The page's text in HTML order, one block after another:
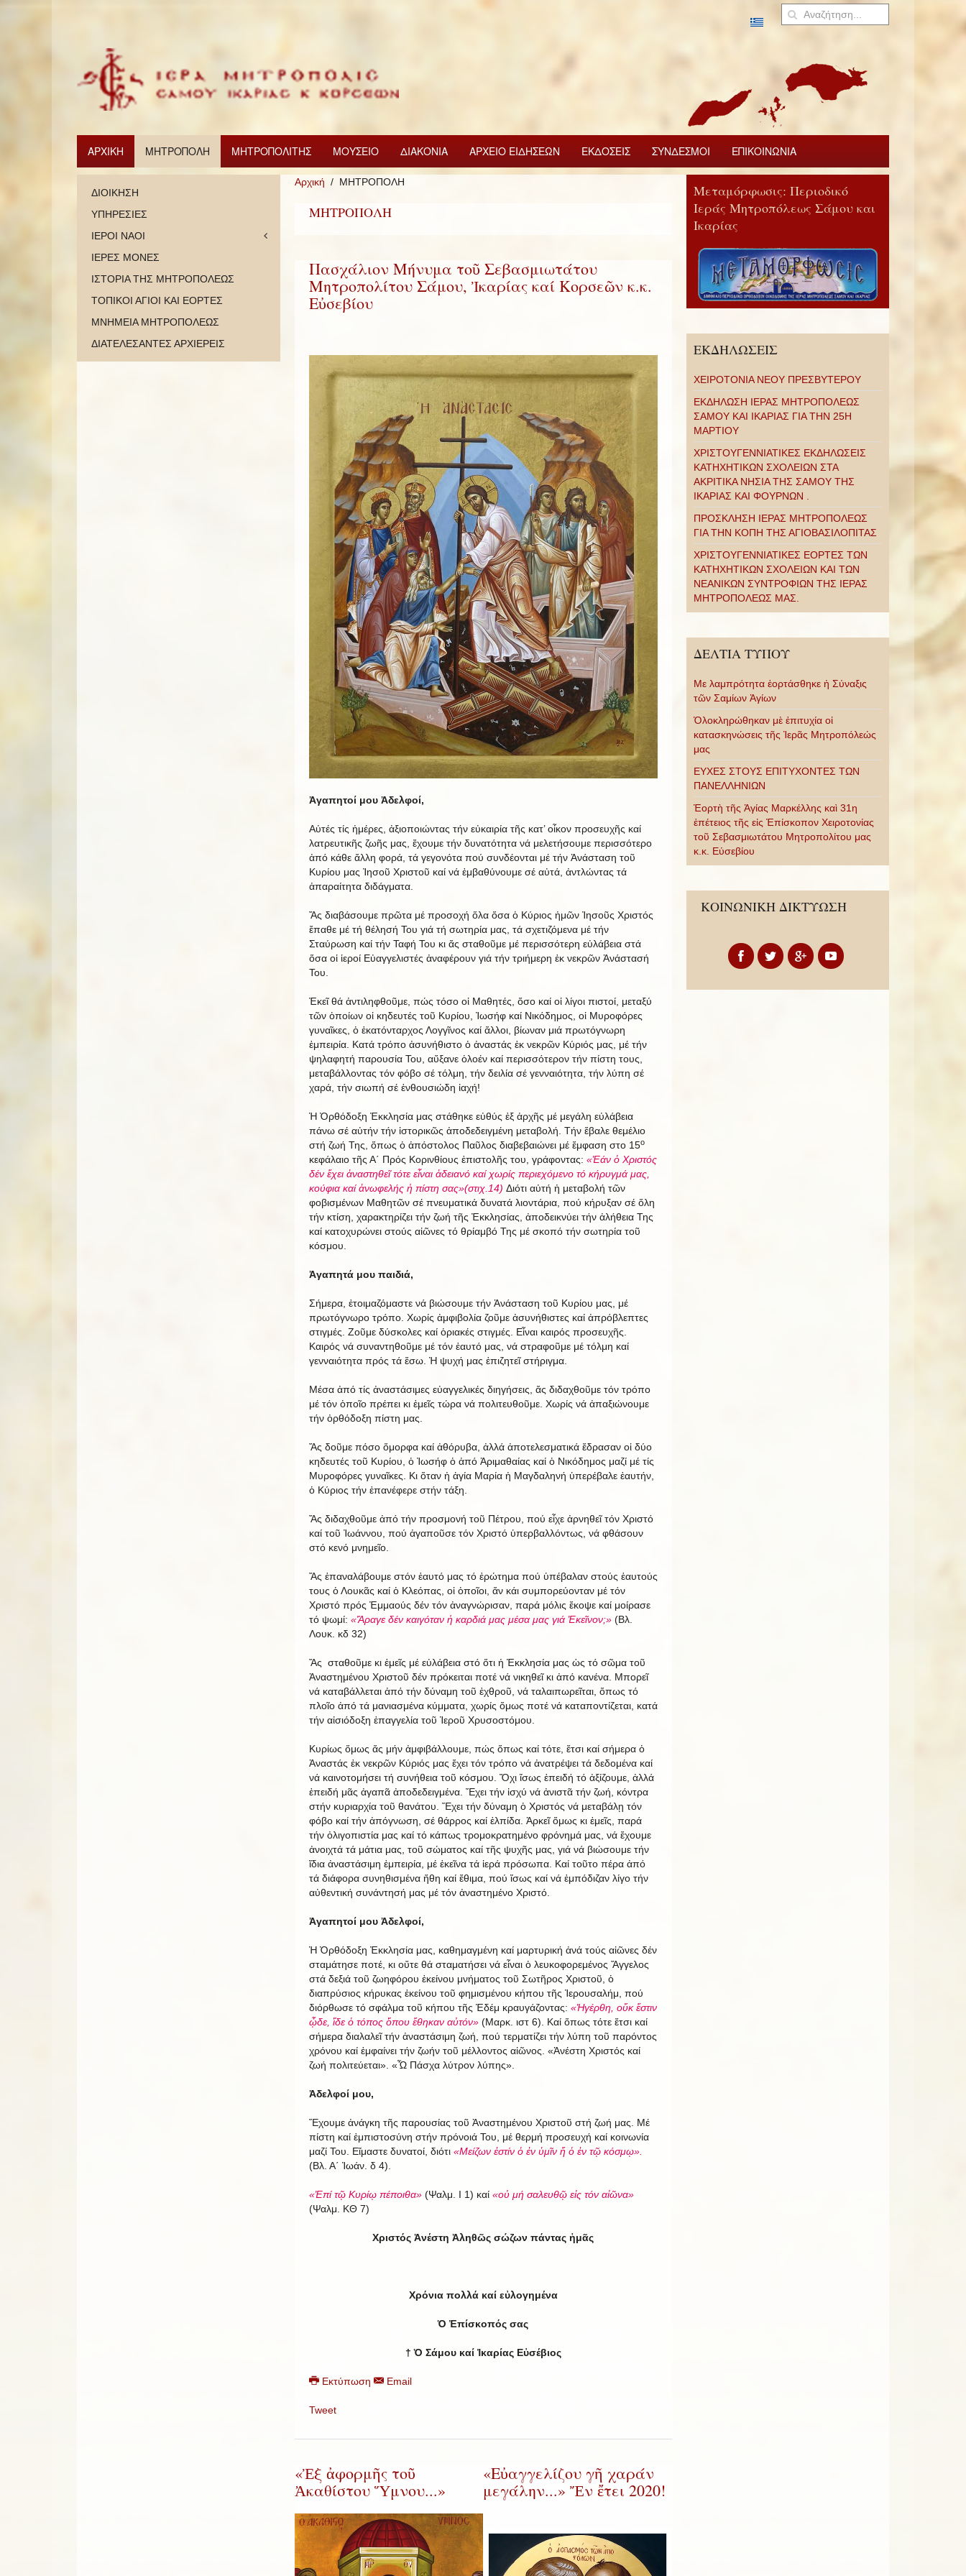
ΑΡΧΙΚΗ ΜΗΤΡΟΠΟΛΗ ΜΗΤΡΟΠΟΛΙΤΗΣ ΜΟΥΣΕΙΟ ΔΙΑΚΟΝΙΑ ΑΡΧΕΙΟ ΕΙΔΗΣΕΩΝ ΕΚΔΟΣΕΙΣ ΣΥΝΔΕΣΜΟΙ ΕΠΙΚΟΙΝΩΝΙΑ
Αρχική ΜΗΤΡΟΠΟΛΗ
ΜΗΤΡΟΠΟΛΗ
Πασχάλιον Μήνυμα τοῦ Σεβασμιωτάτου
Μητροπολίτου Σάμου, Ἰκαρίας καί Κορσεῶν κ.κ.
Εὐσεβίου
Ἀγαπητοί μου Ἀδελφοί,
Αὐτές τίς ἡμέρες, ἀξιοποιώντας τήν εὐκαιρία τῆς κατ’ οἶκον προσευχῆς καί
λατρευτικῆς ζωῆς μας, ἔχουμε τήν δυνατότητα νά μελετήσουμε περισσότερο
ἀπό κάθε ἄλλη φορά, τά γεγονότα πού συνδέονται μέ τήν Ἀνάσταση τοῦ
Κυρίου μας Ἰησοῦ Χριστοῦ καί νά ἐμβαθύνουμε σέ αὐτά, ἀντλώντας τά
ἀπαραίτητα διδάγματα.
Ἄς διαβάσουμε πρῶτα μέ προσοχή ὅλα ὅσα ὁ Κύριος ἡμῶν Ἰησοῦς Χριστός
ἔπαθε μέ τή θέλησή Του γιά τή σωτηρία μας, τά σχετιζόμενα μέ τήν
Σταύρωση καί τήν Ταφή Του κι ἄς σταθοῦμε μέ περισσότερη εὐλάβεια στά
ὅσα οἱ ἱεροί Εὐαγγελιστές ἀναφέρουν γιά τήν τριήμερη ἐκ νεκρῶν Ἀνάστασή
Του.
Ἐκεῖ θά ἀντιληφθοῦμε, πώς τόσο οἱ Μαθητές, ὅσο καί οἱ λίγοι πιστοί, μεταξύ
τῶν ὁποίων οἱ κηδευτές τοῦ Κυρίου, Ἰωσήφ καί Νικόδημος, οἱ Μυροφόρες
γυναῖκες, ὁ ἑκατόνταρχος Λογγῖνος καί ἄλλοι, βίωναν μιά πρωτόγνωρη
ἐμπειρία. Κατά τρόπο ἀσυνήθιστο ὁ ἀναστάς ἐκ νεκρῶν Κύριός μας, μέ τήν
ψηλαφητή παρουσία Του, αὔξανε ὁλοέν καί περισσότερον τήν πίστη τους,
μεταβάλλοντας τόν φόβο σέ τόλμη, τήν δειλία σέ γενναιότητα, τήν λύπη σέ
χαρά, τήν σιωπή σέ ἐνθουσιώδη ἰαχή!
Ἡ Ὀρθόδοξη Ἐκκλησία μας στάθηκε εὐθύς ἐξ ἀρχῆς μέ μεγάλη εὐλάβεια
πάνω σέ αὐτήν τήν ἱστορικῶς ἀποδεδειγμένη μεταβολή. Τήν ἔβαλε θεμέλιο
στή ζωή Της, ὅπως ὁ ἀπόστολος Παῦλος διαβεβαιώνει μέ ἔμφαση στο 15ο
κεφάλαιο τῆς Α΄ Πρός Κορινθίους ἐπιστολῆς του, γράφοντας: «Ἐάν ὁ Χριστός
δέν ἔχει ἀναστηθεῖ τότε εἶναι ἀδειανό καί χωρίς περιεχόμενο τό κήρυγμά μας,
κούφια καί ἀνωφελής ἡ πίστη σας»(στιχ.14) Διότι αὐτή ἡ μεταβολή τῶν
φοβισμένων Μαθητῶν σέ πνευματικά δυνατά λιοντάρια, πού κήρυξαν σέ ὅλη
τήν κτίση, χαρακτηρίζει τήν ζωή τῆς Ἐκκλησίας, ἀποδεικνύει τήν ἀλήθεια Της
καί κατοχυρώνει στούς αἰῶνες τό θρίαμβό Της μέ σκοπό τήν σωτηρία τοῦ
κόσμου.
Ἀγαπητά μου παιδιά,
Σήμερα, ἐτοιμαζόμαστε νά βιώσουμε τήν Ἀνάσταση τοῦ Κυρίου μας, μέ
πρωτόγνωρο τρόπο. Χωρίς ἀμφιβολία ζοῦμε ἀσυνήθιστες καί ἀπρόβλεπτες
στιγμές. Ζοῦμε δύσκολες καί ὁριακές στιγμές. Εἶναι καιρός προσευχῆς.
Καιρός νά συναντηθοῦμε μέ τόν ἑαυτό μας, νά στραφοῦμε μέ τόλμη καί
γενναιότητα πρός τά ἔσω. Ἡ ψυχή μας ἐπιζητεῖ στήριγμα.
Μέσα ἀπό τίς ἀναστάσιμες εὐαγγελικές διηγήσεις, ἄς διδαχθοῦμε τόν τρόπο
μέ τόν ὁποῖο πρέπει κι ἐμεῖς τώρα νά πολιτευθοῦμε. Χωρίς νά ἀπαξιώνουμε
τήν ὀρθόδοξη πίστη μας.
Ἄς δοῦμε πόσο ὄμορφα καί ἀθόρυβα, ἀλλά ἀποτελεσματικά ἔδρασαν οἱ δύο
κηδευτές τοῦ Κυρίου, ὁ Ἰωσήφ ὁ ἀπό Ἀριμαθαίας καί ὁ Νικόδημος μαζί μέ τίς
Μυροφόρες γυναῖκες. Κι ὅταν ἡ ἁγία Μαρία ἡ Μαγδαληνή ὑπερέβαλε ἑαυτήν,
ὁ Κύριος τήν ἐπανέφερε στήν τάξη.
Ἄς διδαχθοῦμε ἀπό τήν προσμονή τοῦ Πέτρου, πού εἶχε ἀρνηθεῖ τόν Χριστό
καί τοῦ Ἰωάννου, πού ἀγαποῦσε τόν Χριστό ὑπερβαλλόντως, νά φθάσουν
στό κενό μνημεῖο.
Ἄς ἐπαναλάβουμε στόν ἑαυτό μας τό ἐρώτημα πού ὑπέβαλαν στούς ἑαυτούς
τους ὁ Λουκᾶς καί ὁ Κλεόπας, οἱ ὁποῖοι, ἄν κάι συμπορεύονταν μέ τόν
Χριστό πρός Ἐμμαούς δέν τόν ἀναγνώρισαν, παρά μόλις ἔκοψε καί μοίρασε
τό ψωμί: «Ἄραγε δέν καιγόταν ἡ καρδιά μας μέσα μας γιά Ἐκεῖνον;»(Βλ.
Λουκ. κδ 32)
Ἄς σταθοῦμε κι ἐμεῖς μέ εὐλάβεια στό ὅτι ἡ Ἐκκλησία μας ὡς τό σῶμα τοῦ
Ἀναστημένου Χριστοῦ δέν πρόκειται ποτέ νά νικηθεῖ κι ἀπό κανένα. Μπορεῖ
νά καταβάλλεται ἀπό τήν δύναμη τοῦ ἐχθροῦ, νά ταλαιπωρεῖται, ὅπως τό
πλοῖο ἀπό τά μανιασμένα κύμματα, χωρίς ὅμως ποτέ νά καταποντίζεται, κατά
τήν αἰσιόδοξη ἐπαγγελία τοῦ Ἱεροῦ Χρυσοστόμου.
Κυρίως ὅμως ἄς μήν ἀμφιβάλλουμε, πώς ὅπως καί τότε, ἔτσι καί σήμερα ὁ
Ἀναστάς ἐκ νεκρῶν Κύριός μας ἔχει τόν τρόπο νά ἀνατρέψει τά δεδομένα καί
νά καινοτομήσει τή συνήθεια τοῦ κόσμου. Ὄχι ἴσως ἐπειδή τό ἀξίζουμε, ἀλλά
ἐπειδή μᾶς ἀγαπᾶ ἀποδεδειγμένα. Ἔχει τήν ἰσχύ νά ἀνιστᾶ τήν ζωή, κόντρα
στήν κυριαρχία τοῦ θανάτου. Ἔχει τήν δύναμη ὁ Χριστός νά μεταβάλῃ τόν
φόβο καί τήν ἀπόγνωση, σέ θάρρος καί ἐλπίδα. Ἀρκεῖ ὅμως κι ἐμεῖς, παρά
τήν ὀλιγοπιστία μας καί τό κάπως τρομοκρατημένο φρόνημά μας, νά ἔχουμε
ἀνοιχτά τά μάτια μας, τοῦ σώματος καί τῆς ψυχῆς μας, γιά νά βιώσουμε τήν
ἴδια ἀναστάσιμη ἐμπειρία, μέ ἐκεῖνα τά ἱερά πρόσωπα. Καί τοῦτο πέρα ἀπό
τά διάφορα συνηθισμένα ἤθη καί ἔθιμα, πού ἴσως καί νά ἐμπόδιζαν λίγο τήν
αὐθεντική συνάντησή μας μέ τόν ἀναστημένο Χριστό.
Ἀγαπητοί μου Ἀδελφοί,
Ἡ Ὀρθόδοξη Ἐκκλησία μας, καθημαγμένη καί μαρτυρική ἀνά τούς αἰῶνες δέν
σταμάτησε ποτέ, κι οὔτε θά σταματήσει νά εἶναι ὁ λευκοφορεμένος Ἄγγελος
στά δεξιά τοῦ ζωηφόρου ἐκείνου μνήματος τοῦ Σωτῆρος Χριστοῦ, ὁ
διαπρύσιος κήρυκας ἐκείνου τοῦ φημισμένου κήπου τῆς Ἰερουσαλήμ, πού
διόρθωσε τό σφάλμα τοῦ κήπου τῆς Ἐδέμ κραυγάζοντας: «Ἠγέρθη, οὔκ ἔστιν
ᾧδε, ἴδε ὁ τόπος ὅπου ἔθηκαν αὐτόν» (Μαρκ. ιστ 6). Καί ὅπως τότε ἔτσι καί
σήμερα διαλαλεῖ τήν ἀναστάσιμη ζωή, πού τερματίζει τήν λύπη τοῦ παρόντος
χρόνου καί ἐμφαίνει τήν ζωήν τοῦ μέλλοντος αἰῶνος. «Ἀνέστη Χριστός καί
ζωή πολιτεύεται». «Ὦ Πάσχα λύτρον λύπης».
Ἀδελφοί μου,
Ἔχουμε ἀνάγκη τῆς παρουσίας τοῦ Ἀναστημένου Χριστοῦ στή ζωή μας. Μέ
πίστη καί ἐμπιστοσύνη στήν πρόνοιά Του, μέ θερμή προσευχή καί κοινωνία
μαζί Του. Εἴμαστε δυνατοί, διότι «Μείζων ἐστίν ὁ ἐν ὑμῖν ἤ ὁ ἐν τῷ κόσμῳ».
(Βλ. Α΄ Ἰωάν. δ 4).
«Ἐπί τῷ Κυρίῳ πέποιθα» (Ψαλμ. Ι 1) καί «οὐ μή σαλευθῷ εἰς τόν αἰῶνα»
(Ψαλμ. ΚΘ 7)
Χριστός Ἀνέστη Ἀληθῶς σώζων πάντας ἡμᾶς
Χρόνια πολλά καί εὐλογημένα
Ὁ Ἐπίσκοπός σας
† Ὁ Σάμου καί Ἰκαρίας Εὐσέβιος
Εκτύπωση Email
Tweet
«Ἐξ ἀφορμῆς τοῦ
Ἀκαθίστου Ὕμνου...»
«Εὐαγγελίζου γῆ χαράν
μεγάλην...» Ἔν ἔτει 2020!
ΔΙΟΙΚΗΣΗ
ΥΠΗΡΕΣΙΕΣ
ΙΕΡΟΙ ΝΑΟΙ
ΙΕΡΕΣ ΜΟΝΕΣ
ΙΣΤΟΡΙΑ ΤΗΣ ΜΗΤΡΟΠΟΛΕΩΣ
ΤΟΠΙΚΟΙ ΑΓΙΟΙ ΚΑΙ ΕΟΡΤΕΣ
ΜΝΗΜΕΙΑ ΜΗΤΡΟΠΟΛΕΩΣ
ΔΙΑΤΕΛΕΣΑΝΤΕΣ ΑΡΧΙΕΡΕΙΣ
Μεταμόρφωσις: Περιοδικό
Ιεράς Μητροπόλεως Σάμου και
Ικαρίας
ΕΚΔΗΛΩΣΕΙΣ
ΧΕΙΡΟΤΟΝΙΑ ΝΕΟΥ ΠΡΕΣΒΥΤΕΡΟΥ
ΕΚΔΗΛΩΣΗ ΙΕΡΑΣ ΜΗΤΡΟΠΟΛΕΩΣ
ΣΑΜΟΥ ΚΑΙ ΙΚΑΡΙΑΣ ΓΙΑ ΤΗΝ 25Η
ΜΑΡΤΙΟΥ
ΧΡΙΣΤΟΥΓΕΝΝΙΑΤΙΚΕΣ ΕΚΔΗΛΩΣΕΙΣ
ΚΑΤΗΧΗΤΙΚΩΝ ΣΧΟΛΕΙΩΝ ΣΤΑ
ΑΚΡΙΤΙΚΑ ΝΗΣΙΑ ΤΗΣ ΣΑΜΟΥ ΤΗΣ
ΙΚΑΡΙΑΣ ΚΑΙ ΦΟΥΡΝΩΝ .
ΠΡΟΣΚΛΗΣΗ ΙΕΡΑΣ ΜΗΤΡΟΠΟΛΕΩΣ
ΓΙΑ ΤΗΝ ΚΟΠΗ ΤΗΣ ΑΓΙΟΒΑΣΙΛΟΠΙΤΑΣ
ΧΡΙΣΤΟΥΓΕΝΝΙΑΤΙΚΕΣ ΕΟΡΤΕΣ ΤΩΝ
ΚΑΤΗΧΗΤΙΚΩΝ ΣΧΟΛΕΙΩΝ ΚΑΙ ΤΩΝ
ΝΕΑΝΙΚΩΝ ΣΥΝΤΡΟΦΙΩΝ ΤΗΣ ΙΕΡΑΣ
ΜΗΤΡΟΠΟΛΕΩΣ ΜΑΣ.
ΔΕΛΤΙΑ ΤΥΠΟΥ
Με λαμπρότητα ἑορτάσθηκε ἡ Σύναξις
τῶν Σαμίων Ἁγίων
Ὁλοκληρώθηκαν μὲ ἐπιτυχία οἱ
κατασκηνώσεις τῆς Ἱερᾶς Μητροπόλεώς
μας
ΕΥΧΕΣ ΣΤΟΥΣ ΕΠΙΤΥΧΟΝΤΕΣ ΤΩΝ
ΠΑΝΕΛΛΗΝΙΩΝ
Ἑορτὴ τῆς Ἁγίας Μαρκέλλης καὶ 31η
ἐπέτειος τῆς εἰς Ἐπίσκοπον Χειροτονίας
τοῦ Σεβασμιωτάτου Μητροπολίτου μας
κ.κ. Εὐσεβίου
ΚΟΙΝΩΝΙΚΗ ΔΙΚΤΥΩΣΗ